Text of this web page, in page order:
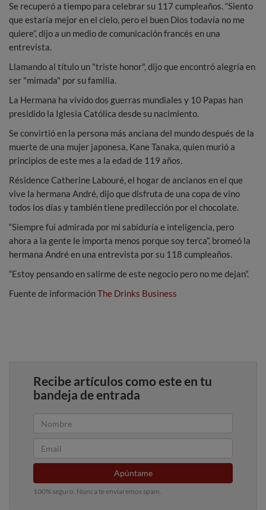
Se recuperó a tiempo para celebrar su 117 cumpleaños. “Siento
que estaría mejor en el cielo, pero el buen Dios todavía no me
quiere”, dijo a un medio de comunicación francés en una
entrevista.
Llamando al título un "triste honor", dijo que encontró alegría en
ser "mimada" por su familia.
La Hermana ha vivido dos guerras mundiales y 10 Papas han
presidido la Iglesia Católica desde su nacimiento.
Se convirtió en la persona más anciana del mundo después de la
muerte de una mujer japonesa, Kane Tanaka, quien murió a
principios de este mes a la edad de 119 años.
Résidence Catherine Labouré, el hogar de ancianos en el que
vive la hermana André, dijo que disfruta de una copa de vino
todos los días y también tiene predilección por el chocolate.
“Siempre fui admirada por mi sabiduría e inteligencia, pero
ahora a la gente le importa menos porque soy terca”, bromeó la
hermana André en una entrevista por su 118 cumpleaños.
“Estoy pensando en salirme de este negocio pero no me dejan”.
Fuente de informaciónThe Drinks Business
Recibe artículos como este en tu
bandeja de entrada
Apúntame
100% seguro. Nunca te enviaremos spam.